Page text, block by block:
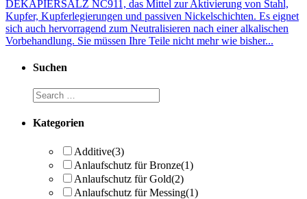
DEKAPIERSALZ NC911, das Mittel zur Aktivierung von Stahl,
Kupfer, Kupferlegierungen und passiven Nickelschichten. Es eignet
sich auch hervorragend zum Neutralisieren nach einer alkalischen
Vorbehandlung. Sie müssen Ihre Teile nicht mehr wie bisher...
Suchen
Kategorien
Additive(3)
Anlaufschutz für Bronze(1)
Anlaufschutz für Gold(2)
Anlaufschutz für Messing(1)